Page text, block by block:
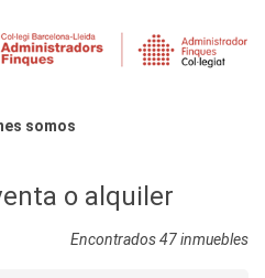
somos
o alquiler
Encontrados 47 inmuebles